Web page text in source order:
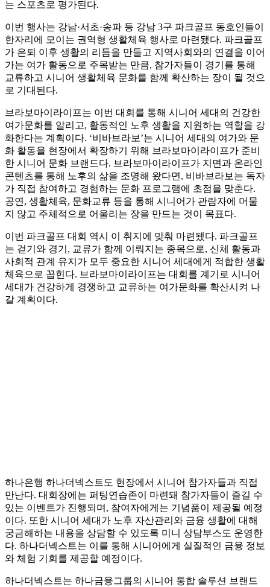
는 스포츠로 평가된다.
이번 행사는 강남·서초·송파 등 강남 3구 파크골프 동호인들이
한자리에 모이는 권역형 생활체육 행사로 마련됐다. 파크골프
가 은퇴 이후 생활의 리듬을 만들고 지역사회와의 연결을 이어
가는 여가 활동으로 주목받는 만큼, 참가자들이 경기를 통해
교류하고 시니어 생활체육 문화를 함께 확산하는 장이 될 것으
로 기대된다.
브라보마이라이프는 이번 대회를 통해 시니어 세대의 건강한
여가문화를 알리고, 활동적인 노후 생활을 지원하는 역할을 강
화한다는 계획이다. ‘비바브라보’는 시니어 세대의 여가와 문
화 활동을 현장에서 확장하기 위해 브라보마이라이프가 준비
한 시니어 문화 브랜드다. 브라보마이라이프가 지면과 온라인
콘텐츠를 통해 노후의 삶을 조명해 왔다면, 비바브라보는 독자
가 직접 참여하고 경험하는 문화 프로그램에 초점을 맞춘다.
공연, 생활체육, 문화교류 등을 통해 시니어가 관람자에 머물
지 않고 주체적으로 어울리는 장을 만드는 것이 목표다.
이번 파크골프 대회 역시 이 취지에 맞춰 마련됐다. 파크골프
는 걷기와 경기, 교류가 함께 이뤄지는 종목으로, 신체 활동과
사회적 관계 유지가 모두 중요한 시니어 세대에게 적합한 생활
체육으로 꼽힌다. 브라보마이라이프는 대회를 계기로 시니어
세대가 건강하게 경쟁하고 교류하는 여가문화를 확산시켜 나
갈 계획이다.
하나은행 하나더넥스트도 현장에서 시니어 참가자들과 직접
만난다. 대회장에는 퍼팅연습존이 마련돼 참가자들이 즐길 수
있는 이벤트가 진행되며, 참여자에게는 기념품이 제공될 예정
이다. 또한 시니어 세대가 노후 자산관리와 금융 생활에 대해
궁금해하는 내용을 상담할 수 있도록 미니 상담부스도 운영한
다. 하나더넥스트는 이를 통해 시니어에게 실질적인 금융 정보
와 체험 기회를 제공할 예정이다.
하나더넥스트는 하나금융그룹의 시니어 통합 솔루션 브랜드